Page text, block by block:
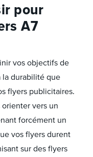
pour
A7
vos objectifs de
la durabilité que
flyers publicitaires.
vers un
forcément un
vos flyers durent
sur des flyers